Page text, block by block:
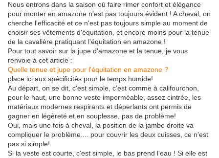
Nous entrons dans la saison où faire rimer confort et élégance
pour monter en amazone n'est pas toujours évident ! A cheval, on
cherche l'efficacité et ce n'est pas toujours simple au moment de
choisir ses vêtements d'équitation, et encore moins pour la tenue
de la cavalière pratiquant l'équitation en amazone !
Pour tout savoir sur la jupe d'amazone et la tenue, je vous
renvoie à cet article :
Quelle tenue et jupe pour l'équitation en amazone ?
place ici aux spécificités pour le temps humide!
Au départ, on se dit, c'est simple, c'est comme à califourchon,
pour le haut, une bonne veste imperméable, assez cintrée, les
matériaux modernes respirants et déperlants ont permis de
gagner en légèreté et en souplesse, pas de problème!
Oui, mais une fois à cheval, la position de la jambe droite va
compliquer le problème.... pour couvrir les deux cuisses, ce n'est
pas si simple!
Si la veste est courte, c'est simple, le bas prend l'eau ! Si elle est